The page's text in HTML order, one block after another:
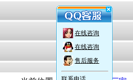
在线咨询
在线咨询
售后服务